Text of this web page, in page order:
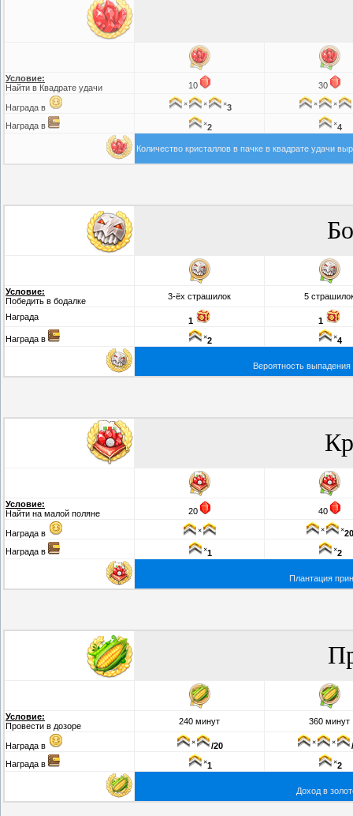
Условие:
Найти в Квадрате удачи
10 30
Награда в × × ×3 × ×
Награда в ×2 ×4
Количество кристаллов в пачке в квадрате удачи
Условие:
Победить в бодалке
3-ёх страшилок 5
Награда 1
1
Награда в
×2 ×4
Вероятность
Условие:
Найти на малой поляне
20 40
Награда в × × ×20
Награда в
×1 ×2
Плантация
Условие:
Провести в дозоре
240 минут 360 минут
Награда в × /20 × ×
Награда в
×1 ×2
Доход в